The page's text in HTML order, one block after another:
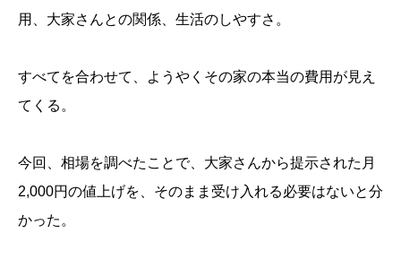
用、大家さんとの関係、生活のしやすさ。
すべてを合わせて、ようやくその家の本当の費用が見え
てくる。
今回、相場を調べたことで、大家さんから提示された月
2,000円の値上げを、そのまま受け入れる必要はないと分
かった。